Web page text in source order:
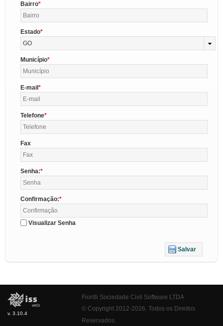
Bairro
Estado
GO
Município
E-mail
Telefone
Fax
Senha:
Confirmação:
Visualizar Senha
Salvar
v. 3.10.4
Fiorilli Sociedade Civil Software LTDA
© Copyright 2012-2026. Todos os Direitos
Reservados.